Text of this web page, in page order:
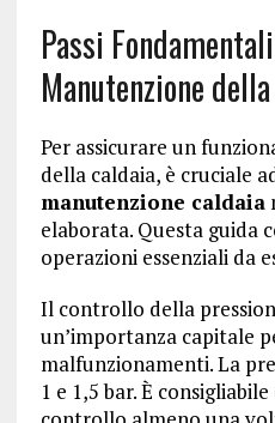
Passi
Manutenzione
Per assicurare un
della caldaia, è cruciale
manutenzione caldaia
elaborata. Questa guida
operazioni essenziali da
Il controllo della
un’importanza capitale
malfunzionamenti. La
1 e 1,5 bar. È